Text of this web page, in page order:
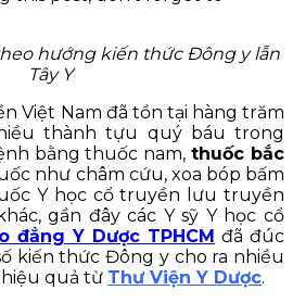
hướng kiến thức Đông y lẫn
Tây Y
Việt Nam đã tồn tại hàng trăm
thành tựu quý báu trong
bằng thuốc nam,thuốc bắc
như châm cứu, xoa bóp bấm
Y học cổ truyền lưu truyền
gần đây các Y sỹ Y học cổ
đẳng Y Dược TPHCM đã đúc
kiến thức Đông y cho ra nhiều
quả từ Thư Viện Y Dược.